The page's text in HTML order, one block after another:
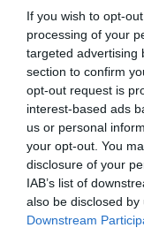
If you wish to opt-
processing of your
targeted advertising
section to confirm
opt-out request is
interest-based ads
us or personal
your opt-out. You
disclosure of your
IAB’s list of
also be disclosed
Downstream
ευκαιρία να
στονΌρμο του
στον
μαγευτική